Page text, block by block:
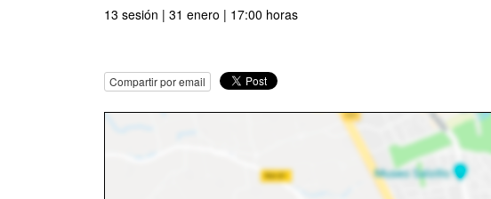
13 sesión | 31 enero | 17:00 horas
Compartir por email